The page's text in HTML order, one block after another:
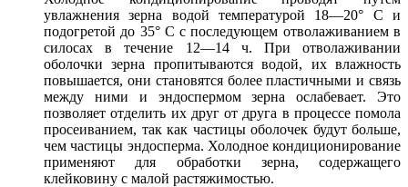
увлажнения зерна водой температурой 18—20° С и
подогретой до 35° С с последующем отволаживанием в
силосах в течение 12—14 ч. При отволаживании
оболочки зерна пропитываются водой, их влажность
повышается, они становятся более пластичными и связь
между ними и эндоспермом зерна ослабевает. Это
позволяет отделить их друг от друга в процессе помола
просеиванием, так как частицы оболочек будут больше,
чем частицы эндосперма. Холодное кондиционирование
применяют для обработки зерна, содержащего
клейковину с малой растяжимостью.